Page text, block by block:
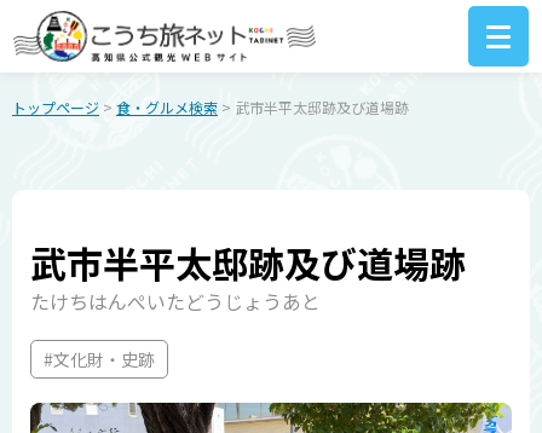
トップページ > 食・グルメ検索 > 武市半平太邸跡及び道場跡
武市半平太邸跡及び道場跡
たけちはんぺいたどうじょうあと
#文化財・史跡